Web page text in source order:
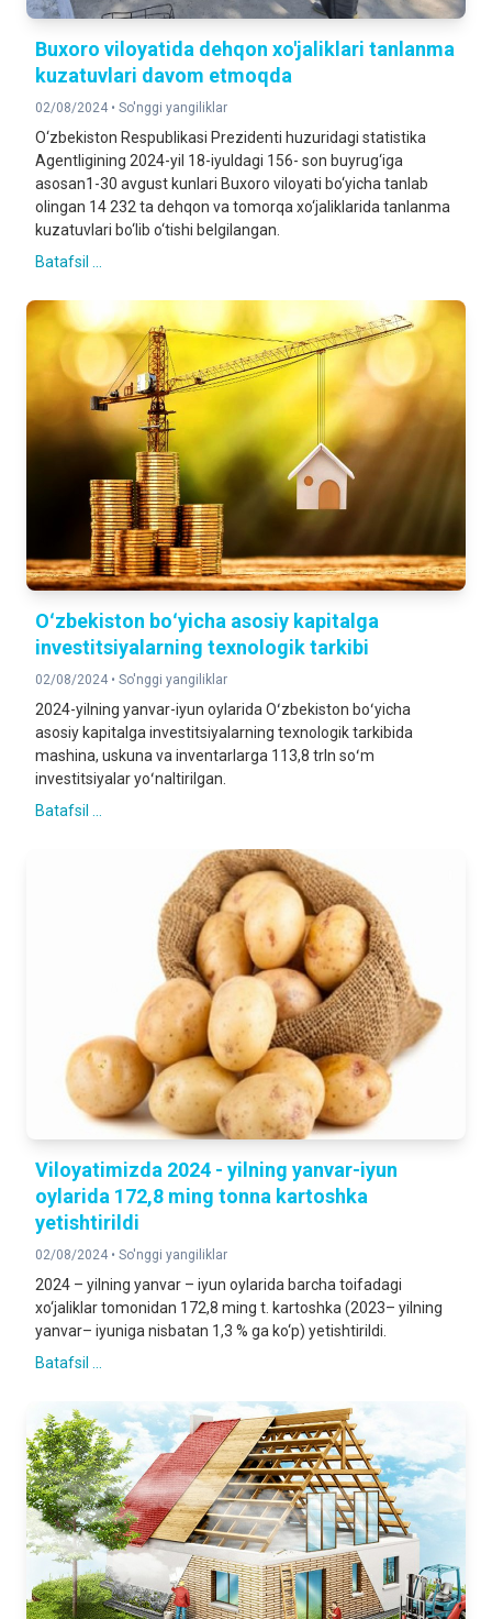
Buxoro viloyatida dehqon xo'jaliklari tanlanma
kuzatuvlari davom etmoqda
02/08/2024 • So'nggi yangiliklar
O‘zbekiston Respublikasi Prezidenti huzuridagi statistika
Agentligining 2024-yil 18-iyuldagi 156- son buyrug‘iga
asosan1-30 avgust kunlari Buxoro viloyati bo‘yicha tanlab
olingan 14 232 ta dehqon va tomorqa xo‘jaliklarida tanlanma
kuzatuvlari bo‘lib o‘tishi belgilangan.
Batafsil ...
Oʻzbekiston boʻyicha asosiy kapitalga
investitsiyalarning texnologik tarkibi
02/08/2024 • So'nggi yangiliklar
2024-yilning yanvar-iyun oylarida Oʻzbekiston boʻyicha
asosiy kapitalga investitsiyalarning texnologik tarkibida
mashina, uskuna va inventarlarga 113,8 trln soʻm
investitsiyalar yoʻnaltirilgan.
Batafsil ...
Viloyatimizda 2024 - yilning yanvar-iyun
oylarida 172,8 ming tonna kartoshka
yetishtirildi
02/08/2024 • So'nggi yangiliklar
2024 – yilning yanvar – iyun oylarida barcha toifadagi
xo‘jaliklar tomonidan 172,8 ming t. kartoshka (2023– yilning
yanvar– iyuniga nisbatan 1,3 % ga ko‘p) yetishtirildi.
Batafsil ...